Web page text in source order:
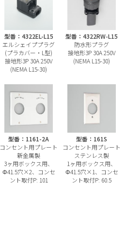
型番：4322EL-L15
エルシェイププラグ
(プラカバー・L型)
接地形3P 30A 250V
(NEMA L15-30)
型番：4322RW-L15
防水形プラグ
接地形3P 30A 250V
(NEMA L15-30)
型番：1161-2A
コンセント用プレート
新金属製
3ヶ用ボックス用、
Φ41.5穴×2、コンセ
ント取付P: 101
型番：161S
コンセント用プレート
ステンレス製
1ヶ用ボックス用、
Φ41.5穴×1、コンセ
ント取付P: 60.5